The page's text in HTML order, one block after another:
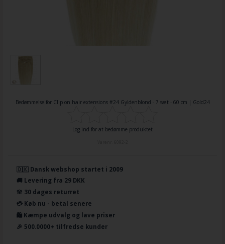
Bedømmelse for Clip on hair extensions #24 Gyldenblond - 7 sæt - 60 cm | Gold24
Log ind for at bedømme produktet
🇩🇰 Dansk webshop startet i 2009
🚚 Levering fra 29 DKK
🌸 30 dages returret
💳 Køb nu - betal senere
🛍️ Kæmpe udvalg og lave priser
🎉 500.0000+ tilfredse kunder